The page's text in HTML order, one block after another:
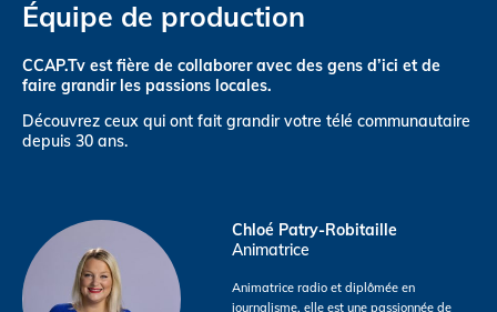
Équipe de production
CCAP.Tv est fière de collaborer avec des gens d’ici et de
faire grandir les passions locales.
Découvrez ceux qui ont fait grandir votre télé communautaire
depuis 30 ans.
Chloé Patry-Robitaille
Animatrice
Animatrice radio et diplômée en
journalisme, elle est une passionnée de